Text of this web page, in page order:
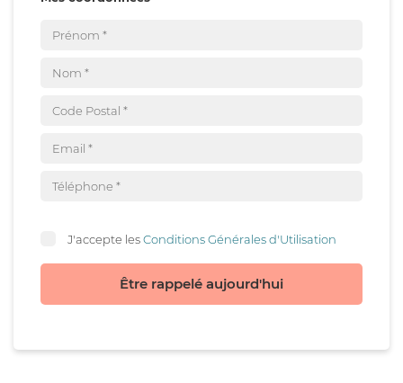
J'accepte lesConditions Générales d'Utilisation
Être rappelé aujourd'hui